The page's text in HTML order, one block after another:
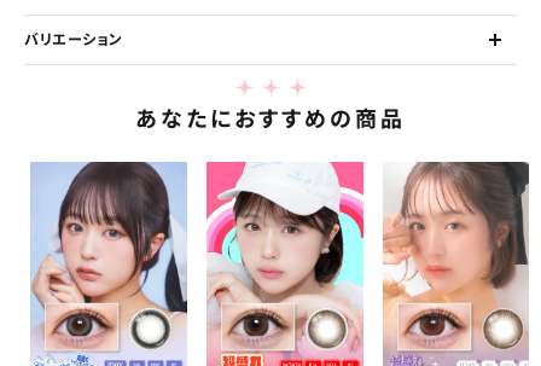
バリエーション
あなたにおすすめの商品